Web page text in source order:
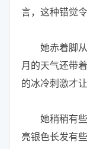
言，这种错觉
她赤着脚从
月的天气还带
的冰冷刺激才
她稍稍有些
亮银色长发有